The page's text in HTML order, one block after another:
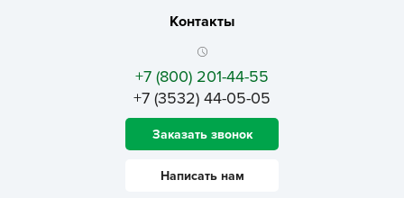
Контакты
+7 (800) 201-44-55
+7 (3532) 44-05-05
Заказать звонок
Написать нам